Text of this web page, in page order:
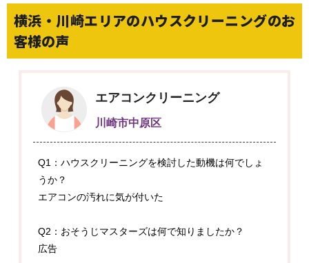
横浜・川崎エリアのハウスクリーニングのお
客様の声
エアコンクリーニング
川崎市中原区
Q1：ハウスクリーニングを検討した動機は何でしょ
うか？
エアコンの汚れに気が付いた
Q2：おそうじマスターズは何で知りましたか？
広告